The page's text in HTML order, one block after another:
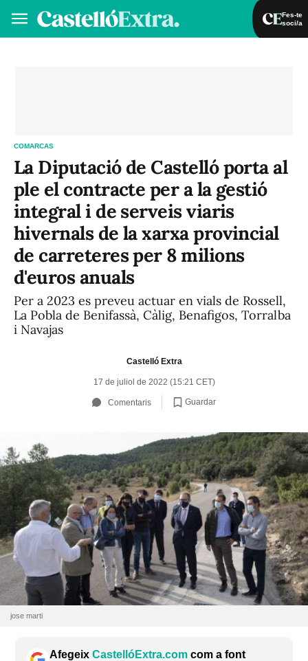
Fes-te
soci/a
COMARCAS
La Diputació de Castelló porta al
ple el contracte per a la gestió
integral i de serveis viaris
hivernals de la xarxa provincial
de carreteres per 8 milions
d'euros anuals
Per a 2023 es preveu actuar en vials de Rossell,
La Pobla de Benifassà, Càlig, Benafigos, Torralba
i Navajas
Castelló Extra
17 de juliol de 2022 (15:21 CET)
Comentaris Guardar
jose marti
Afegeix CastellóExtra.com com a font